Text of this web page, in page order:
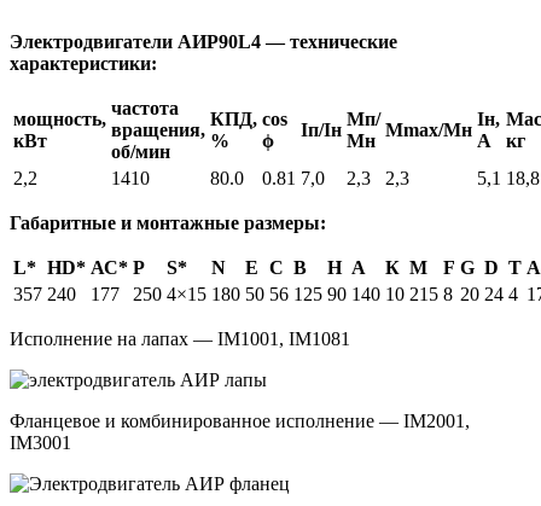
Электродвигатели АИР90L4 — технические
характеристики:
мощность,
кВт
частота
вращения,
об/мин
КПД,
%
cos
ϕ
Iп/Iн
Мп/
Мн
Мmax/Mн
Iн,
А
кг
2,2
1410 80.0 0.81 7,0 2,3 2,3 5,1 18,8
Габаритные и монтажные размеры:
L* HD* АС* Р S* N Е С В Н А К М F G D T
357 240 177 250 4×15 180 50 56 125 90 140 10 215 8 20 24 4
Исполнение на лапах — IM1001, IM1081
Фланцевое и комбинированное исполнение — IM2001,
IM3001